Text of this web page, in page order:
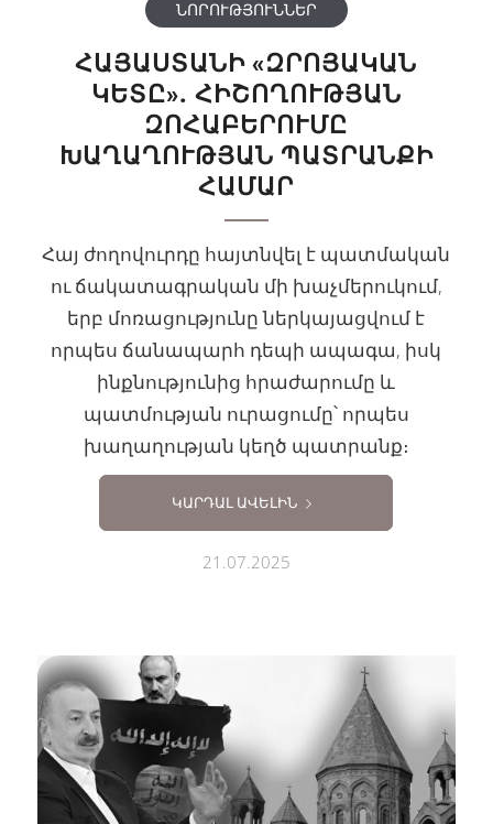
ՀԱՅԱՍՏԱՆԻ «ԶՐՈՅԱԿԱՆ
ԿԵՏԸ». ՀԻՇՈՂՈՒԹՅԱՆ
ԶՈՀԱԲԵՐՈՒՄԸ
ԽԱՂԱՂՈՒԹՅԱՆ ՊԱՏՐԱՆՔԻ
ՀԱՄԱՐ
ՆՈՐՈՒԹՅՈՒՆՆԵՐ
Հայ ժողովուրդը հայտնվել է պատմական
ու ճակատագրական մի խաչմերուկում,
երբ մոռացությունը ներկայացվում է
որպես ճանապարհ դեպի ապագա, իսկ
ինքնությունից հրաժարումը և
պատմության ուրացումը՝ որպես
խաղաղության կեղծ պատրանք։
ԿԱՐԴԱԼ ԱՎԵԼԻՆ
21.07.2025